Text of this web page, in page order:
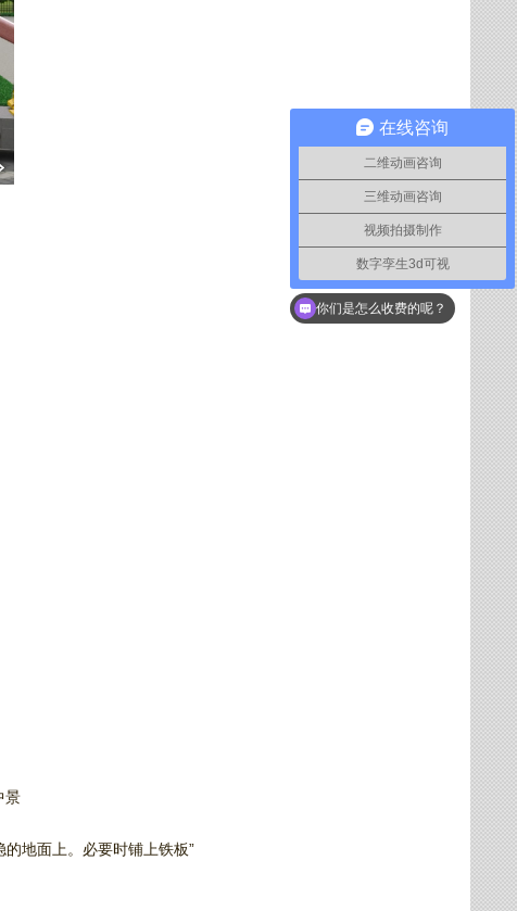
景
地面上。必要时铺上铁板”
在线咨询
二维动画咨询
三维动画咨询
视频拍摄制作
数字孪生3d可视
你们是怎么收费的呢？
如何联系你们